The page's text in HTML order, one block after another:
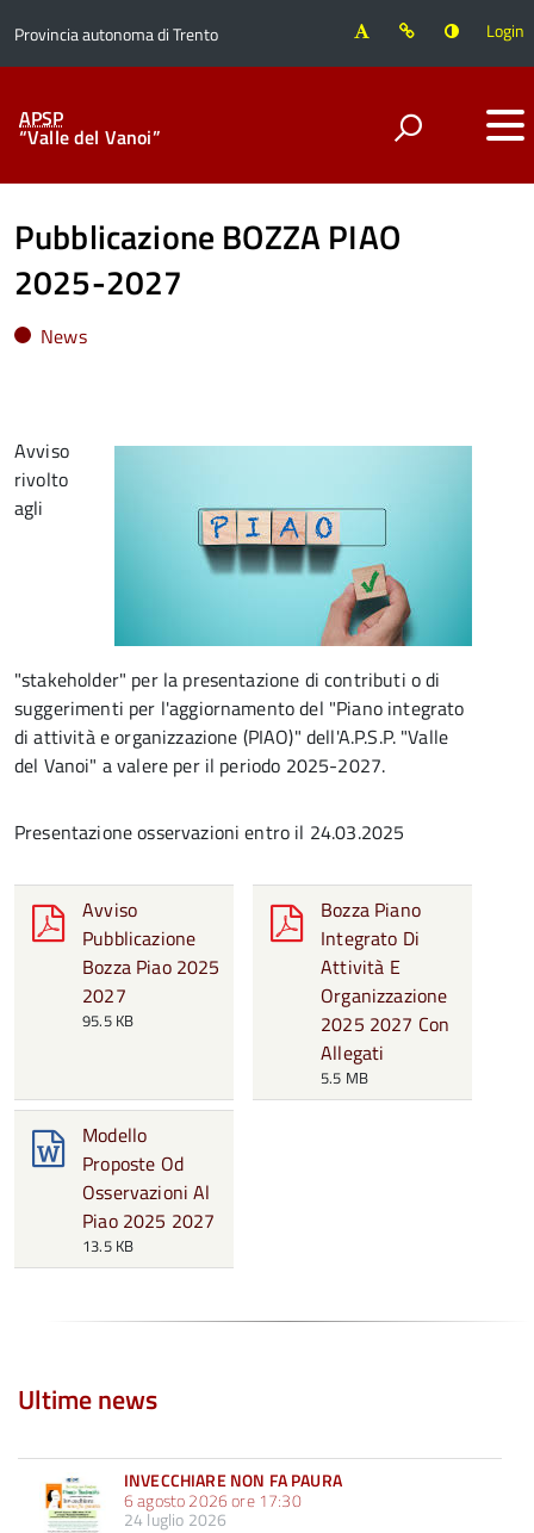
Provincia autonoma di Trento Login
APSP
“Valle del Vanoi”
Pubblicazione BOZZA PIAO
2025-2027
News
Avviso
rivolto
agli
"stakeholder" per la presentazione di contributi o di
suggerimenti per l'aggiornamento del "Piano integrato
di attività e organizzazione (PIAO)" dell'A.P.S.P. "Valle
del Vanoi" a valere per il periodo 2025-2027.
Presentazione osservazioni entro il 24.03.2025
Avviso
Pubblicazione
Bozza Piao 2025
2027
95.5 KB
Bozza Piano
Integrato Di
Attività E
Organizzazione
2025 2027 Con
Allegati
5.5 MB
Modello
Proposte Od
Osservazioni Al
Piao 2025 2027
13.5 KB
Ultime news
INVECCHIARE NON FA PAURA
6 agosto 2026 ore 17:30
24 luglio 2026